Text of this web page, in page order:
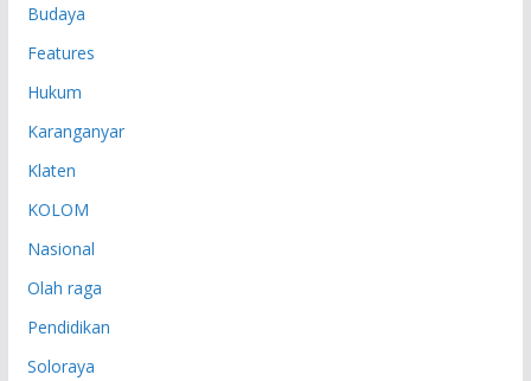
Budaya
Features
Hukum
Karanganyar
Klaten
KOLOM
Nasional
Olah raga
Pendidikan
Soloraya